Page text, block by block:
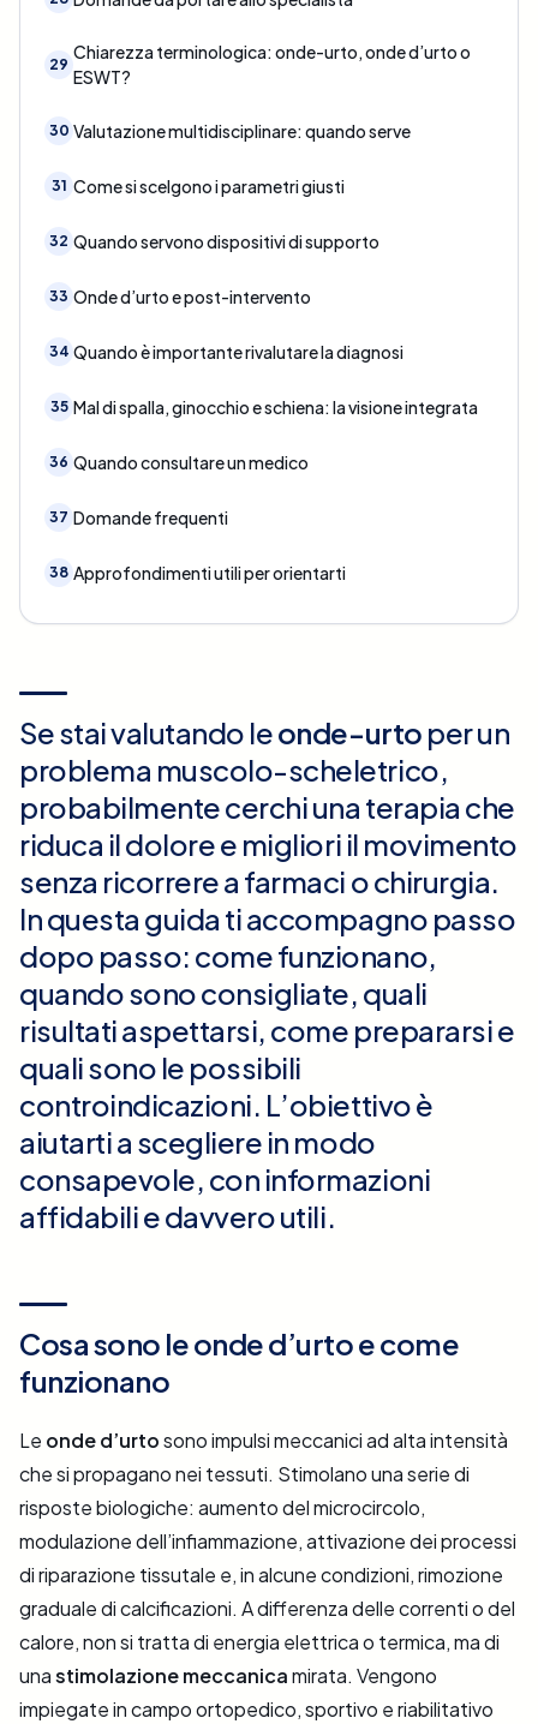
29
Chiarezza terminologica: onde-urto, onde d’urto o
ESWT?
30 Valutazione multidisciplinare: quando serve
31 Come si scelgono i parametri giusti
32 Quando servono dispositivi di supporto
33 Onde d’urto e post-intervento
34 Quando è importante rivalutare la diagnosi
35 Mal di spalla, ginocchio e schiena: la visione integrata
36 Quando consultare un medico
37 Domande frequenti
38 Approfondimenti utili per orientarti
Se stai valutando leonde-urto per un
problema muscolo-scheletrico,
probabilmente cerchi una terapia che
riduca il dolore e migliori il movimento
senza ricorrere a farmaci o chirurgia.
In questa guida ti accompagno passo
dopo passo: come funzionano,
quando sono consigliate, quali
risultati aspettarsi, come prepararsi e
quali sono le possibili
controindicazioni. L’obiettivo è
aiutarti a scegliere in modo
consapevole, con informazioni
affidabili e davvero utili.
Cosa sono le onde d’urto e come
funzionano
Le onde d’urtosono impulsi meccanici ad alta intensità
che si propagano nei tessuti. Stimolano una serie di
risposte biologiche: aumento del microcircolo,
modulazione dell’infiammazione, attivazione dei processi
di riparazione tissutale e, in alcune condizioni, rimozione
graduale di calcificazioni. A differenza delle correnti o del
calore, non si tratta di energia elettrica o termica, ma di
unastimolazione meccanicamirata. Vengono
impiegate in campo ortopedico, sportivo e riabilitativo